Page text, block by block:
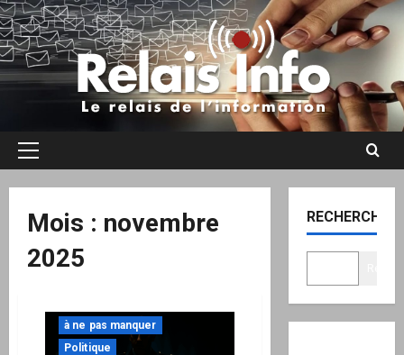
Aller
au
contenu
Menu
Mois : novembre
2025
à ne pas manquer
Politique
RECHERCHER